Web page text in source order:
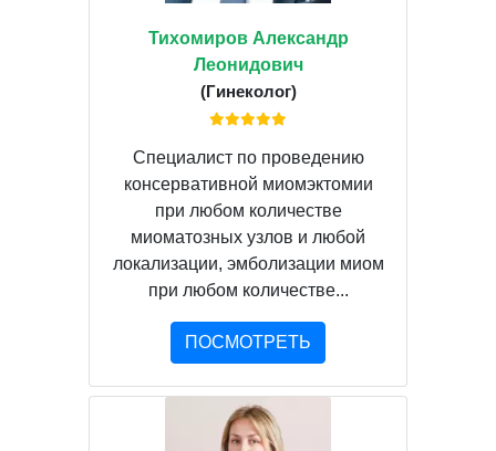
Тихомиров Александр
Леонидович
(Гинеколог)
Специалист по проведению
консервативной миомэктомии
при любом количестве
миоматозных узлов и любой
локализации, эмболизации миом
при любом количестве...
ПОСМОТРЕТЬ